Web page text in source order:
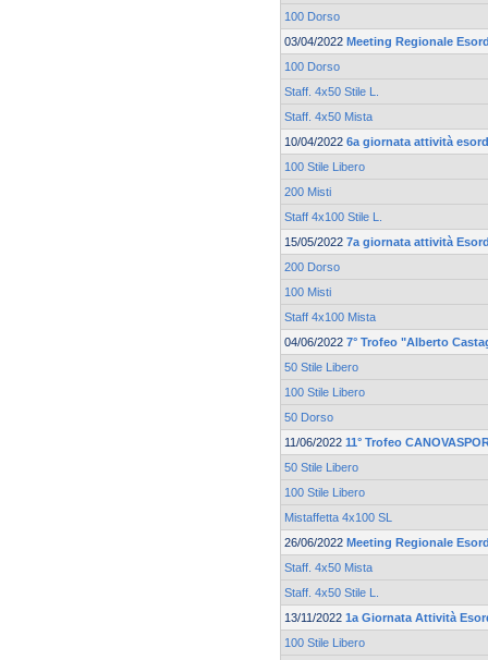
100 Dorso
03/04/2022 Meeting Regionale
100 Dorso
Staff. 4x50 Stile L.
Staff. 4x50 Mista
10/04/2022 6a giornata attività
100 Stile Libero
200 Misti
Staff 4x100 Stile L.
15/05/2022 7a giornata attività
200 Dorso
100 Misti
Staff 4x100 Mista
04/06/2022 7° Trofeo "Alberto
50 Stile Libero
100 Stile Libero
50 Dorso
11/06/2022 11° Trofeo
50 Stile Libero
100 Stile Libero
Mistaffetta 4x100 SL
26/06/2022 Meeting Regionale
Staff. 4x50 Mista
Staff. 4x50 Stile L.
13/11/2022 1a Giornata Attività
100 Stile Libero